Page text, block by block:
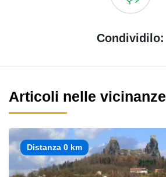
Condividilo:
Articoli nelle vicinanze
Distanza 0 km